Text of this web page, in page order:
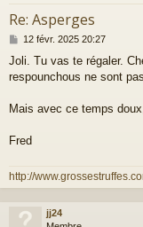
Re: Asperges
M
s
s
g
12 févr. 2025 20:27
Joli. Tu vas te régaler.
respounchous ne sont
Mais avec ce temps
Fred
http://
jj24